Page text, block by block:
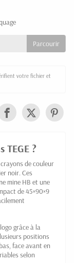
votre fichier et
TEGE ?
de couleur
noir. Ces
mine HB et une
de 45×90×9
grâce à la
positions
face avant en
selon